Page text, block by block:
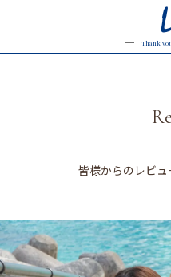
Thank
皆様からのレビュ